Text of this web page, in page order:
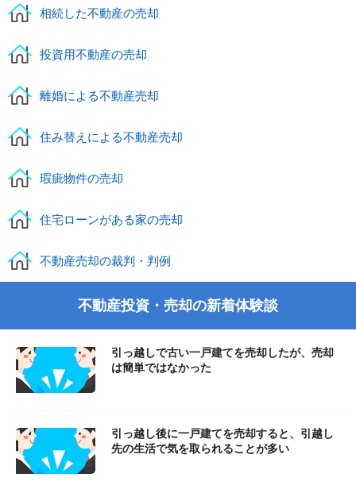
相続した不動産の売却
投資用不動産の売却
離婚による不動産売却
住み替えによる不動産売却
瑕疵物件の売却
住宅ローンがある家の売却
不動産売却の裁判・判例
不動産投資・売却の新着体験談
引っ越しで古い一戸建てを売却したが、売却
は簡単ではなかった
引っ越し後に一戸建てを売却すると、引越し
先の生活で気を取られることが多い